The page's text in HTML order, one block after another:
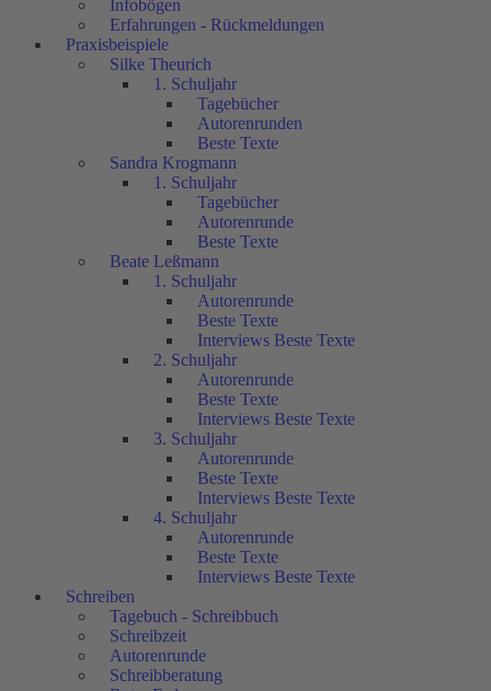
Infobögen
Erfahrungen - Rückmeldungen
Praxisbeispiele
Silke Theurich
1. Schuljahr
Tagebücher
Autorenrunden
Beste Texte
Sandra Krogmann
1. Schuljahr
Tagebücher
Autorenrunde
Beste Texte
Beate Leßmann
1. Schuljahr
Autorenrunde
Beste Texte
Interviews Beste Texte
2. Schuljahr
Autorenrunde
Beste Texte
Interviews Beste Texte
3. Schuljahr
Autorenrunde
Beste Texte
Interviews Beste Texte
4. Schuljahr
Autorenrunde
Beste Texte
Interviews Beste Texte
Schreiben
Tagebuch - Schreibbuch
Schreibzeit
Autorenrunde
Schreibberatung